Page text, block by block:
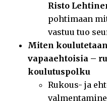
Risto
pohtimaan
vastuu tuo
Miten
vapaaehtoisia –
koulutuspolku
Rukous- ja